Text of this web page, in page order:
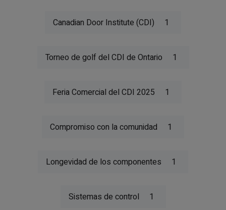
Canadian Door Institute (CDI) 1
Torneo de golf del CDI de Ontario 1
Feria Comercial del CDI 2025 1
Compromiso con la comunidad 1
Longevidad de los componentes 1
Sistemas de control 1